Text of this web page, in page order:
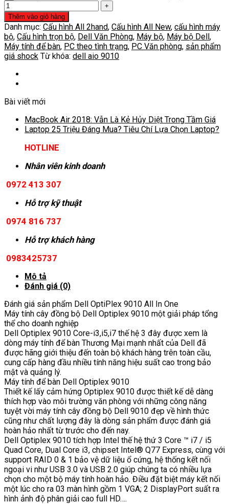
Thêm vào giỏ hàng
Danh mục: Cấu hình All 2hand, Cấu hình All New, cấu hình máy
bộ, Cấu hình trọn bộ, Dell Văn Phòng, Máy bộ, Máy bộ Dell,
Máy tính để bàn, PC theo tình trạng, PC Văn phòng, sản phẩm
giá shock Từ khóa: dell aio 9010
Bài viết mới
MacBook Air 2018: Vẫn Là Kẻ Hủy Diệt Trong Tầm Giá
Laptop 25 Triệu Đáng Mua? Tiêu Chí Lựa Chọn Laptop?
HOTLINE
Nhân viên kinh doanh
0972 413 307
Hỗ trợ kỹ thuật
0974 816 737
Hỗ trợ khách hàng
0983425737
Mô tả
Đánh giá (0)
Đánh giá sản phẩm Dell OptiPlex 9010 All In One
Máy tính cây đồng bộ Dell Optiplex 9010 một giải pháp tổng
thể cho doanh nghiệp
Dell Optiplex 9010 Core-i3,i5,i7 thế hệ 3 đây được xem là
dòng máy tính để bàn Thương Mại mạnh nhất của Dell đã
được hãng giới thiệu đến toàn bộ khách hàng trên toàn cầu,
cung cấp hàng đầu nhiều tính năng hiệu suất cao trong bảo
mật và quảng lý.
Máy tính để bàn Dell Optiplex 9010
Thiết kế lấy cảm hứng Optiplex 9010 được thiết kế dễ dàng
thích hợp vào môi trường văn phòng với những công năng
tuyệt vời máy tính cây đồng bộ Dell 9010 đẹp về hình thức
cũng như chất lượng đây là dòng sản phẩm được đánh giá
hoàn hảo nhất từ trước cho đến nay.
Dell Optiplex 9010 tích hợp Intel thế hệ thứ 3 Core ™ i7 / i5
Quad Core, Dual Core i3, chipset Intel® Q77 Express, cùng với
support RAID 0 & 1 bảo vệ dữ liệu ổ cứng, hệ thống kết nối
ngoại vi như USB 3.0 và USB 2.0 giúp chúng ta có nhiều lựa
chọn cho một bộ máy tính hoàn hảo. Điều đặt biệt máy kết nối
một lúc cho ra 03 màn hình gồm 1 VGA; 2 DisplayPort suất ra
hình ảnh độ phân giải cao full HD….